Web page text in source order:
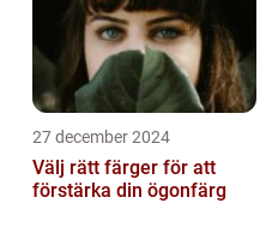
27 december 2024
Välj rätt färger för att
förstärka din ögonfärg